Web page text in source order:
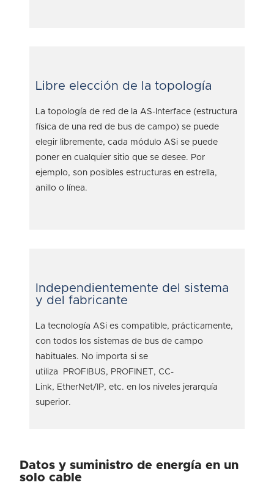
Libre elección de la topología
La topología de red de la AS-Interface (estructura
física de una red de bus de campo) se puede
elegir libremente, cada módulo ASi se puede
poner en cualquier sitio que se desee. Por
ejemplo, son posibles estructuras en estrella,
anillo o línea.
Independientemente del sistema
y del fabricante
La tecnología ASi es compatible, prácticamente,
con todos los sistemas de bus de campo
habituales. No importa si se
utiliza
PROFIBUS, PROFINET , CC-
Link, EtherNet/IP, etc. en los niveles jerarquía
superior.
Datos y suministro de energía en un
solo cable